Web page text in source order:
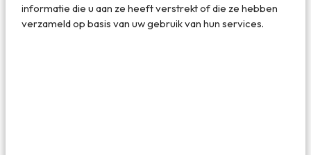
informatie die u aan ze heeft verstrekt of die ze hebben
verzameld op basis van uw gebruik van hun services.